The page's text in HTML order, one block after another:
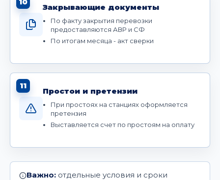
Закрывающие документы
По факту закрытия перевозки
предоставляются АВР и СФ
По итогам месяца - акт сверки
11
Простои и претензии
При простоях на станциях оформляется
претензия
Выставляется счет по простоям на оплату
Важно: отдельные условия и сроки